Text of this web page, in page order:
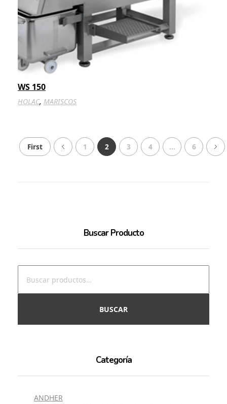
WS 150
HOLAC, MARISCOS
First 1 2 3 4 ... 6
Buscar Producto
BUSCAR
Categoría
ANDHER